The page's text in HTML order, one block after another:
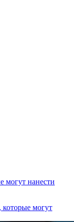
могут нанести
могут